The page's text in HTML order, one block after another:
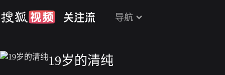
导航
19岁的清纯